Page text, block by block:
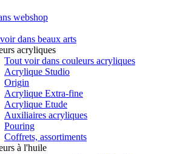
webshop
dans beaux arts
acryliques
Tout voir dans couleurs acryliques
Acrylique Studio
Origin
Acrylique Extra-fine
Acrylique Etude
Auxiliaires acryliques
Pouring
Coffrets, assortiments
à l'huile